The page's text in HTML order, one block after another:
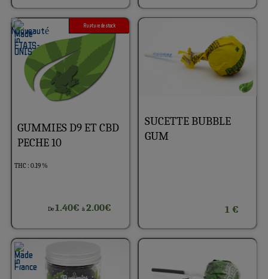
Rupture de stock
GUMMIES D9 ET CBD
PECHE 10
THC : 0.19 %
De1.40€à2.00€
SUCETTE BUBBLE
GUM
1 €